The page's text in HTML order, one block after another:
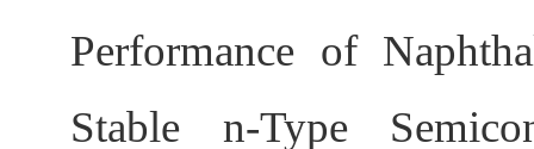
Performance of
Stable n-Type